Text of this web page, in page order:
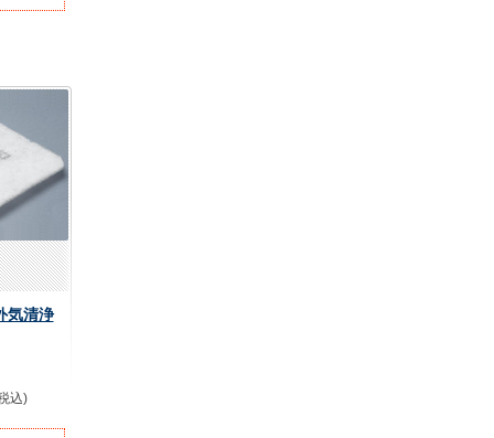
気清浄
込)